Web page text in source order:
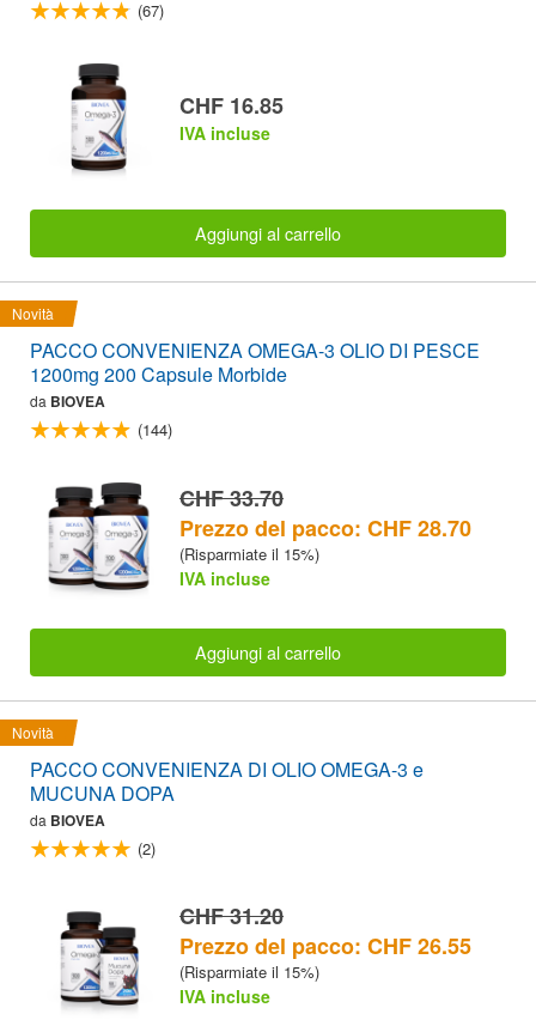
(67)
CHF 16.85
IVA incluse
Aggiungi al carrello
Novità
PACCO CONVENIENZA OMEGA-3 OLIO DI PESCE
1200mg 200 Capsule Morbide
da BIOVEA
(144)
CHF 33.70
Prezzo del pacco: CHF 28.70
(Risparmiate il 15%)
IVA incluse
Aggiungi al carrello
Novità
PACCO CONVENIENZA DI OLIO OMEGA-3 e
MUCUNA DOPA
da BIOVEA
(2)
CHF 31.20
Prezzo del pacco: CHF 26.55
(Risparmiate il 15%)
IVA incluse